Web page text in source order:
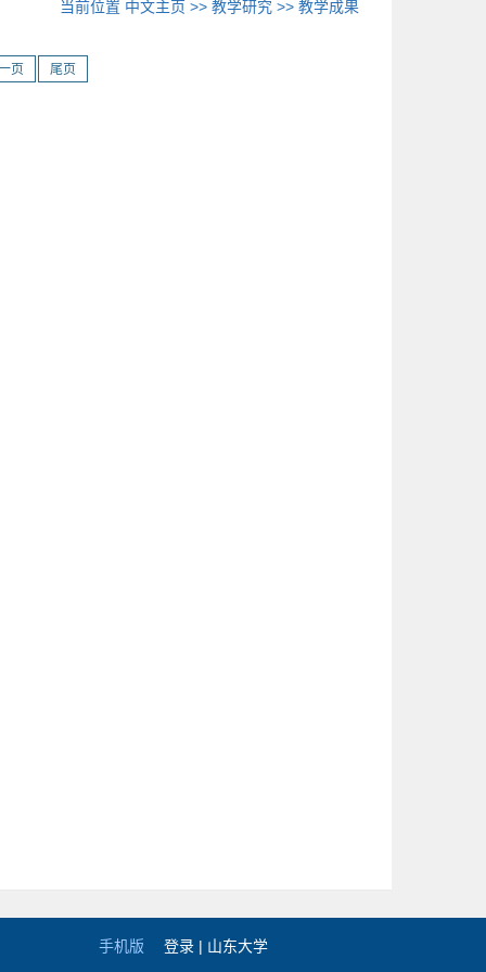
当前位置 中文主页 >>教学研究 >>教学成果
页 尾页
手机版 登录 | 山东大学